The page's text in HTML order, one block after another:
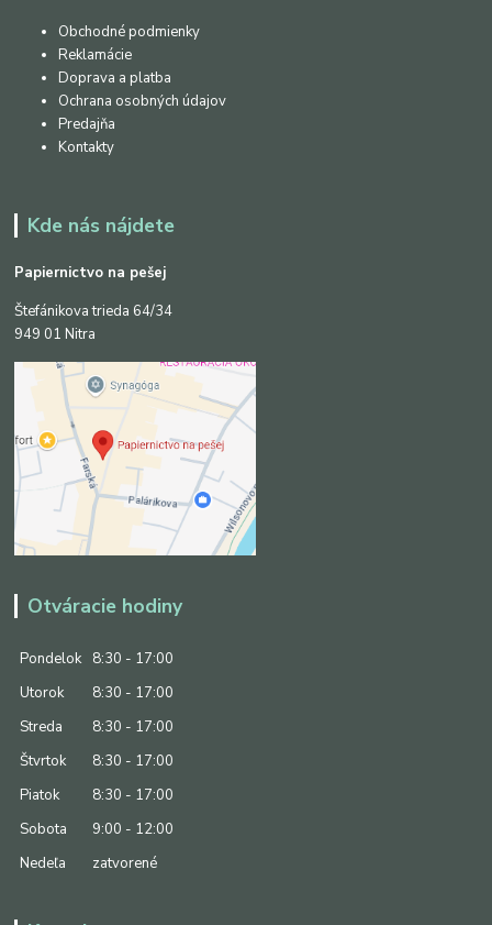
Obchodné podmienky
Reklamácie
Doprava a platba
Ochrana osobných údajov
Predajňa
Kontakty
Kde nás nájdete
Papiernictvo na pešej
Štefánikova trieda 64/34
949 01 Nitra
Otváracie hodiny
Pondelok
8:30 - 17:00
Utorok
8:30 - 17:00
Streda
8:30 - 17:00
Štvrtok
8:30 - 17:00
Piatok
8:30 - 17:00
Sobota
9:00 - 12:00
Nedeľa
zatvorené